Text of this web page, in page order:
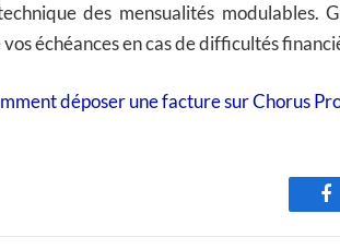
des mensualités modulables.
échéances en cas de difficultés
déposer une facture sur Chorus